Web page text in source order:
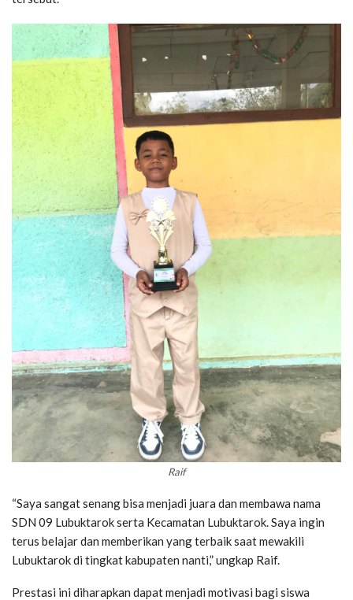
Raif
“Saya sangat senang bisa menjadi juara dan membawa nama
SDN 09 Lubuktarok serta Kecamatan Lubuktarok. Saya ingin
terus belajar dan memberikan yang terbaik saat mewakili
Lubuktarok di tingkat kabupaten nanti,” ungkap Raif.
Prestasi ini diharapkan dapat menjadi motivasi bagi siswa